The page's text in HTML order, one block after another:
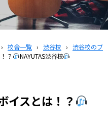
› 校舎一覧 › 渋谷校 › 渋谷校のブ
？ NAYUTAS渋谷校
イスとは！？